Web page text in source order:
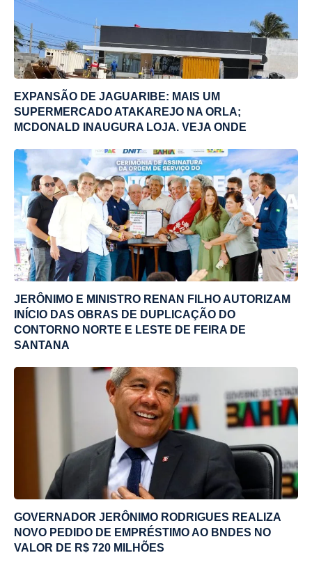
EXPANSÃO DE JAGUARIBE: MAIS UM
SUPERMERCADO ATAKAREJO NA ORLA;
MCDONALD INAUGURA LOJA. VEJA ONDE
JERÔNIMO E MINISTRO RENAN FILHO AUTORIZAM
INÍCIO DAS OBRAS DE DUPLICAÇÃO DO
CONTORNO NORTE E LESTE DE FEIRA DE
SANTANA
GOVERNADOR JERÔNIMO RODRIGUES REALIZA
NOVO PEDIDO DE EMPRÉSTIMO AO BNDES NO
VALOR DE R$ 720 MILHÕES